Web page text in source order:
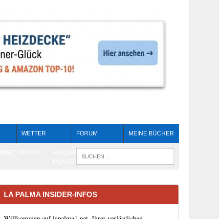
WETTER FORUM MEINE BÜCHER
LA PALMA INSIDER-INFOS